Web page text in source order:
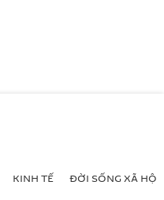
KINH TẾ ĐỜI SỐNG XÃ HỘI